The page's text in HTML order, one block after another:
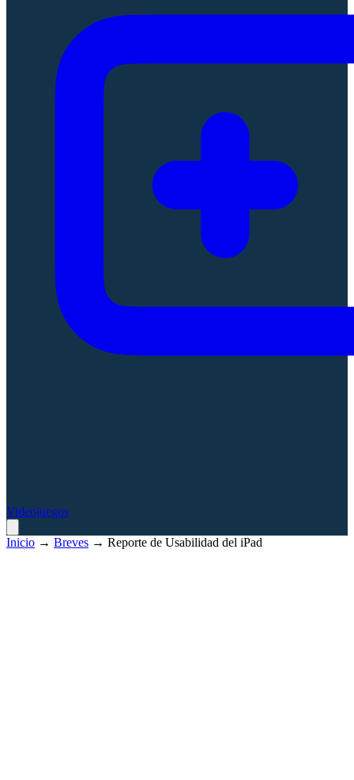
Videojuegos
Inicio → Breves → Reporte de Usabilidad del iPad